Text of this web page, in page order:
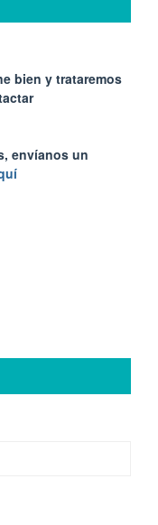
bien y trataremos
envíanos un